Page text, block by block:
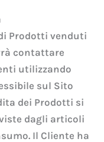
Prodotti venduti
contattare
utilizzando
sul Sito
dei Prodotti si
dagli articoli
Il Cliente ha